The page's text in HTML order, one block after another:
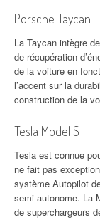
Porsche Taycan
La Taycan intègre
de récupération
de la voiture en
l’accent sur la
construction de la
Tesla Model S
Tesla est connue
ne fait pas
système Autopilot
semi-autonome. La
de superchargeurs